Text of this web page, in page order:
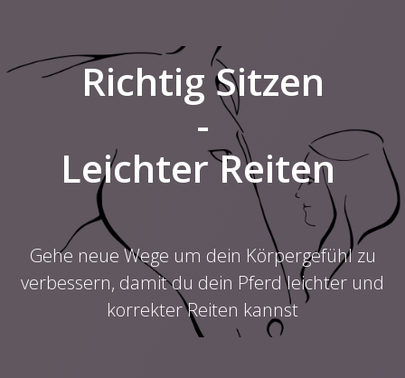
Richtig Sitzen
-
Leichter Reiten
Gehe neue Wege um dein Körpergefühl zu
verbessern, damit du dein Pferd leichter und
korrekter Reiten kannst